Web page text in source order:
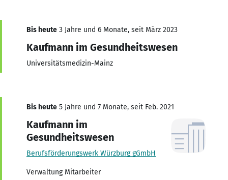
Bis heute 3 Jahre und 6 Monate, seit März 2023
Kaufmann im Gesundheitswesen
Universitätsmedizin-Mainz
Bis heute 5 Jahre und 7 Monate, seit Feb. 2021
Kaufmann im
Gesundheitswesen
Berufsförderungswerk Würzburg gGmbH
Verwaltung Mitarbeiter